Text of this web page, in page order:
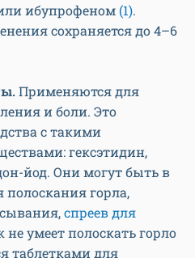
ибупрофеном (1).
сохраняется до 4–6
Применяются для
и боли. Это
с такими
гексэтидин,
йод. Они могут быть в
полоскания горла,
спреев для
не умеет полоскать горло
таблетками для